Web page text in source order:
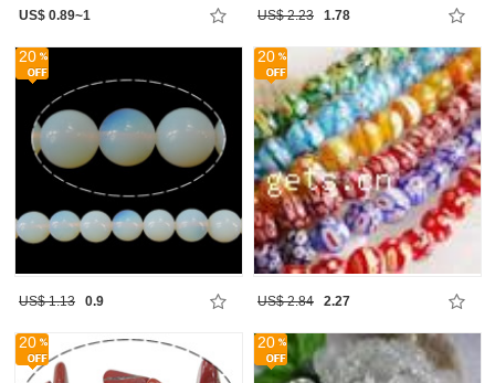
US$ 0.89~1 US$ 2.23 1.78
20
US$ 1.13 0.9
20
US$ 2.84 2.27
20 20